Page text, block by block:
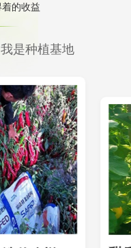
的收益
我是种植基地